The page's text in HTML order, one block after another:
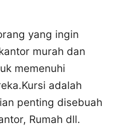
yang ingin
murah dan
memenuhi
adalah
penting disebuah
Rumah dll.